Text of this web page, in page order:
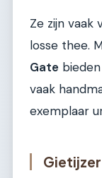
Ze zijn vaak
losse thee.
Gate
vaak
exemplaar